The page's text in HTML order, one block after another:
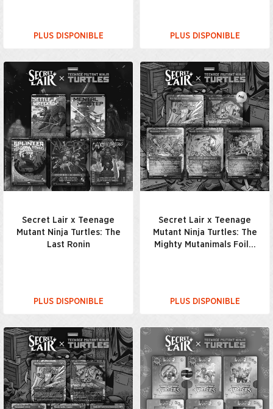
PLUS DISPONIBLE PLUS DISPONIBLE
Secret Lair x Teenage
Mutant Ninja Turtles: The
Last Ronin
PLUS DISPONIBLE
Secret Lair x Teenage
Mutant Ninja Turtles: The
Mighty Mutanimals Foil…
PLUS DISPONIBLE